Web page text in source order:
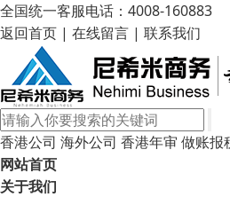
全国统一客服电话：4008-160883
返回首页 | 在线留言 | 联系我们
香港公司 海外公司 香港年审 做账报
网站首页
关于我们